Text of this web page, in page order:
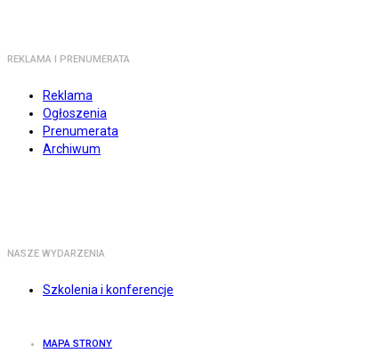
REKLAMA I PRENUMERATA
Reklama
Ogłoszenia
Prenumerata
Archiwum
NASZE WYDARZENIA
Szkolenia i konferencje
MAPA STRONY